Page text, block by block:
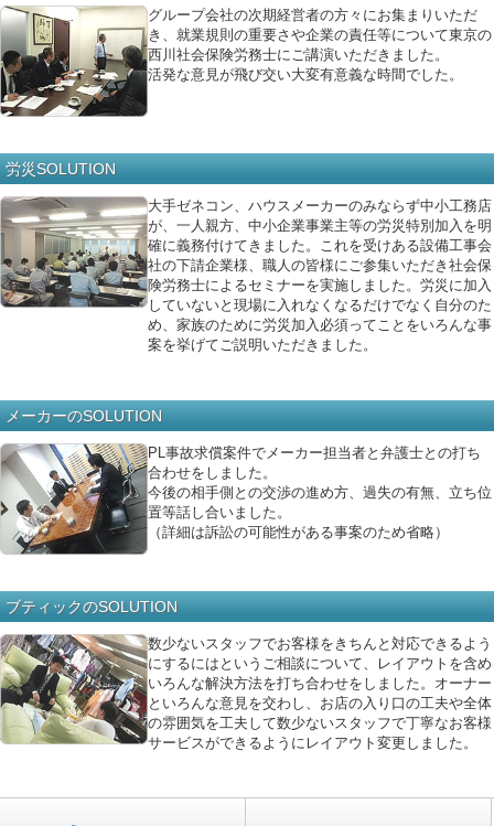
グループ会社の次期経営者の方々にお集まりいただ
き、就業規則の重要さや企業の責任等について東京の
西川社会保険労務士にご講演いただきました。
活発な意見が飛び交い大変有意義な時間でした。
労災SOLUTION
大手ゼネコン、ハウスメーカーのみならず中小工務店
が、一人親方、中小企業事業主等の労災特別加入を明
確に義務付けてきました。これを受けある設備工事会
社の下請企業様、職人の皆様にご参集いただき社会保
険労務士によるセミナーを実施しました。労災に加入
していないと現場に入れなくなるだけでなく自分のた
め、家族のために労災加入必須ってことをいろんな事
案を挙げてご説明いただきました。
メーカーのSOLUTION
PL事故求償案件でメーカー担当者と弁護士との打ち
合わせをしました。
今後の相手側との交渉の進め方、過失の有無、立ち位
置等話し合いました。
（詳細は訴訟の可能性がある事案のため省略）
ブティックのSOLUTION
数少ないスタッフでお客様をきちんと対応できるよう
にするにはというご相談について、レイアウトを含め
いろんな解決方法を打ち合わせをしました。オーナー
といろんな意見を交わし、お店の入り口の工夫や全体
の雰囲気を工夫して数少ないスタッフで丁寧なお客様
サービスができるようにレイアウト変更しました。